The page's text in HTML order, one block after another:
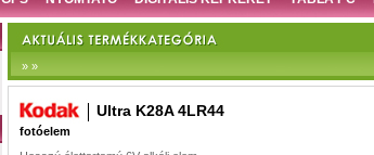
» »
Ultra K28A 4LR44
fotóelem